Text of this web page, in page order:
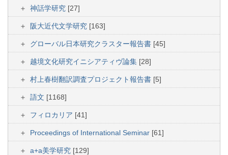
神話学研究 [27]
阪大近代文学研究 [163]
グローバル日本研究クラスター報告書 [45]
越境文化研究イニシアティヴ論集 [28]
村上春樹翻訳調査プロジェクト報告書 [5]
語文 [1168]
フィロカリア [41]
Proceedings of International Seminar [61]
a+a美学研究 [129]